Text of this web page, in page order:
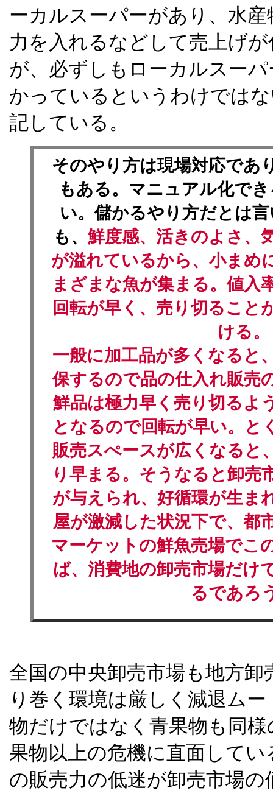
ーカルスーパーがあり、水
力を入れるなどして売上げ
が、必ずしもローカルスー
かっているというわけでは
記している。
そのやり方は現場対応であ
もある。マニュアル化で
い。儲かるやり方だとは
も、 鮮度感、活きのよさ、
が溢れているから、小まめ
まざまな魚が集まる。値入
回転が早く、売り切ること
ける。
一般に加工品が多くなると
保するので品の仕入れ販売
鮮品は極力早く売り切るよ
となるので回転が早い。と
販売スぺースが広くなると
り早まる。そうなると卸売
が与えられ、好循環が生ま
屋が激減した状況下で、都
マーケットの鮮魚売場でこ
ば、消費地の卸売市場だけ
るであろ
全国の中央卸売市場も地方卸
り巻く環境は厳しく減退ム
物だけではなく青果物も同
果物以上の危機に直面して
の販売力の低迷が卸売市場